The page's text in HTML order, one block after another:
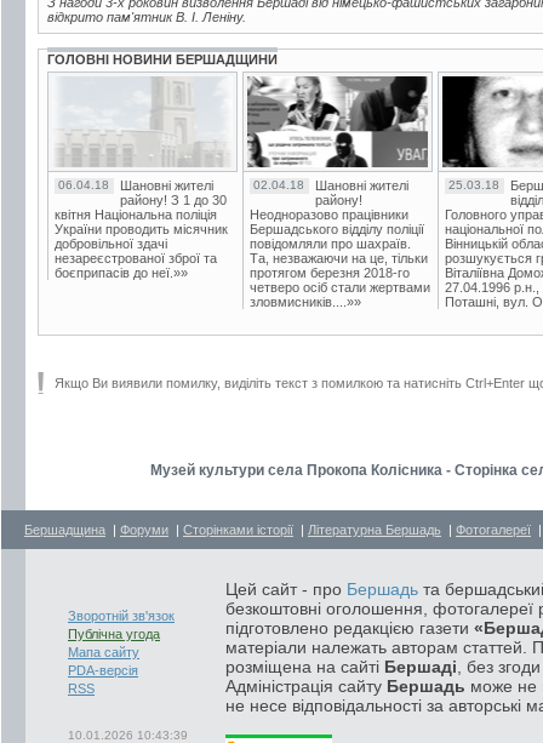
відкрито пам'ятник В. І. Леніну.
ГОЛОВНІ НОВИНИ БЕРШАДЩИНИ
06.04.18
Шановні жителі
району! З 1 до 30
квітня Національна поліція
України проводить місячник
добровільної здачі
незареєстрованої зброї та
боєприпасів до неї.»»
02.04.18
Шановні жителі
району!
Неодноразово працівники
Бершадського відділу поліції
повідомляли про шахраїв.
Та, незважаючи на це, тільки
протягом березня 2018-го
четверо осіб стали жертвами
зловмисників....»»
25.03.18
Головного
національної
Вінницькій
розшукується
Віталіївна
27.04.1996 р.н.,
Поташні, вул.
Якщо Ви виявили помилку, виділіть текст з помилкою та натисніть Ctrl+Enter
Музей культури села Прокопа Колісника -
Бершадщина | Форуми | Сторінками історії | Літературна Бершадь | Фотогалереї
Зворотній зв'язок
Публічна угода
Мапа сайту
PDA-версія
RSS
10.01.2026 10:43:39
Цей сайт - про Бершадь та
безкоштовні оголошення, фотогалереї
підготовлено редакцією газети
матеріали належать авторам статтей.
розміщена на сайті Бершаді , без
Адміністрація сайту Бершадь може не
не несе відповідальності за авторські